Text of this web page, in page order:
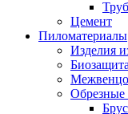
Цемент
Пиломатериалы
Изделия
Обрезные